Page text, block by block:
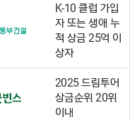
K-10 클럽 가입
자 또는 생애 누
적 상금 25억 이
상자
2025 드림투어
상금순위 20위
이내